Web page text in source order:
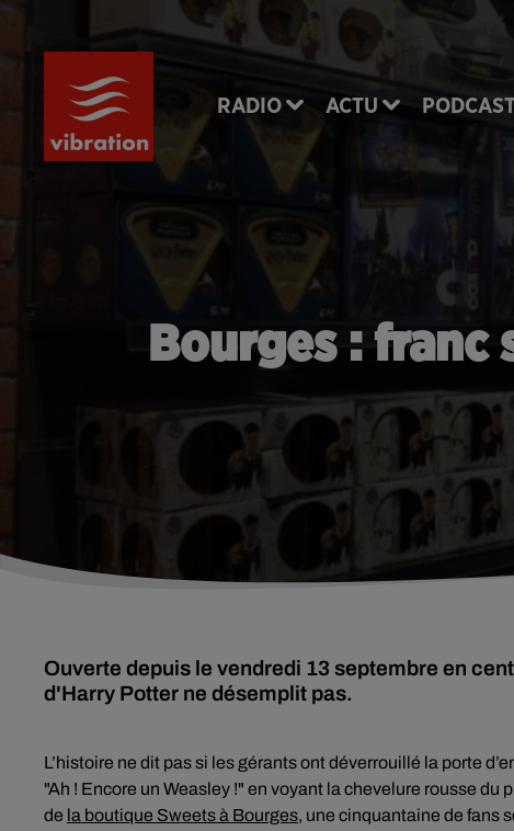
RADIO ACTU
Bourges :
Ouverte depuis le vendredi 13 septembre en
d'Harry Potter ne désemplit pas.
L’histoire ne dit pas si les gérants ont déverrouillé la porte
"Ah ! Encore un Weasley !" en voyant la chevelure rousse
de la boutique Sweets à Bourges, une cinquantaine de fans